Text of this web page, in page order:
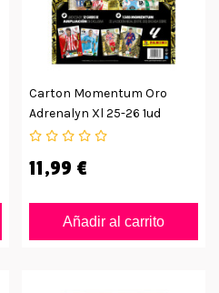
Carton Momentum Oro
Adrenalyn Xl 25-26 1ud
11,99 €
Añadir al carrito